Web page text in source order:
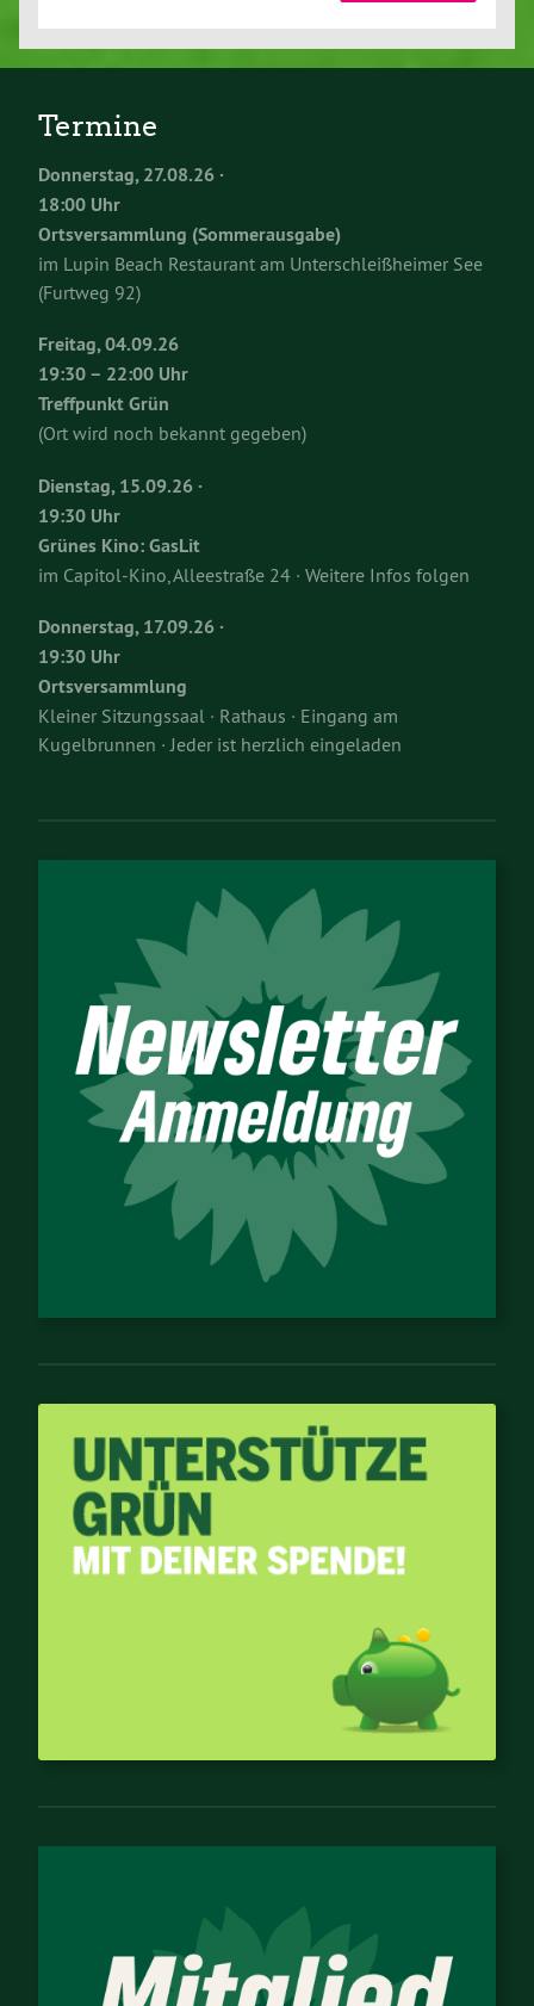
Termine
Donnerstag, 27.08.26 ·
18:00 Uhr
Ortsversammlung (Sommerausgabe)
im Lupin Beach Restaurant am Unterschleißheimer See
(Furtweg 92)
Freitag, 04.09.26
19:30 – 22:00 Uhr
Treffpunkt Grün
(Ort wird noch bekannt gegeben)
Dienstag, 15.09.26 ·
19:30 Uhr
Grünes Kino: GasLit
im Capitol-Kino, Alleestraße 24 · Weitere Infos folgen
Donnerstag, 17.09.26 ·
19:30 Uhr
Ortsversammlung
Kleiner Sitzungssaal · Rathaus · Eingang am
Kugelbrunnen · Jeder ist herzlich eingeladen